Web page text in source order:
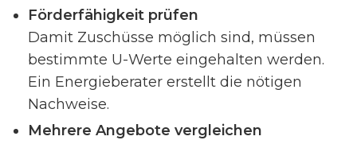
Förderfähigkeit prüfen
Damit Zuschüsse möglich sind, müssen
bestimmte U-Werte eingehalten werden.
Ein Energieberater erstellt die nötigen
Nachweise.
Mehrere Angebote vergleichen